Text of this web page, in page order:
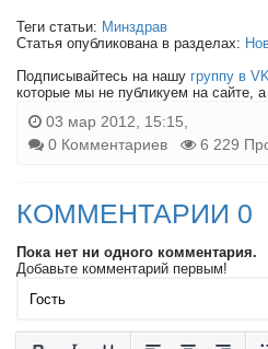
Теги статьи: Минздрав
Статья опубликована в разделах:
Подписывайтесь на нашу группу в
которые мы не публикуем на сайте,
03 мар 2012, 15:15,
0 Комментариев
6 229
КОММЕНТАРИИ 0
Пока нет ни одного комментария.
Добавьте комментарий первым!